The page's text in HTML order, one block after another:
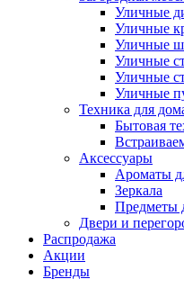
Уличные
Уличные
Уличные
Уличные
Уличные
Уличные
Техника для
Бытовая
Аксессуары
Ароматы
Зеркала
Предметы
Двери и
Распродажа
Акции
Бренды